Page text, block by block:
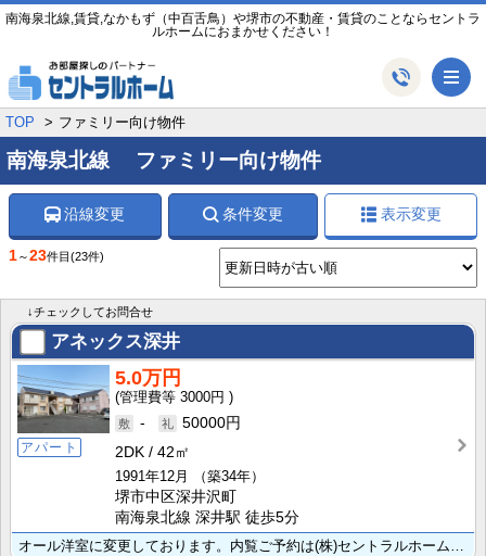
南海泉北線,賃貸,なかもず（中百舌鳥）や堺市の不動産・賃貸のことならセントラ
ルホームにおまかせください！
TOP ファミリー向け物件
南海泉北線 ファミリー向け物件
沿線変更 条件変更 表示変更
1～23件目 (23件)
↓チェックしてお問合せ
アネックス深井
アパート
5.0万円
3000円
-
50000円
2DK
42㎡
1991年12月
（築34年）
堺市中区深井沢町
南海泉北線 深井駅 徒歩5分
オール洋室に変更しております。内覧ご予約は(株)セントラルホーム072-255-2535迄。